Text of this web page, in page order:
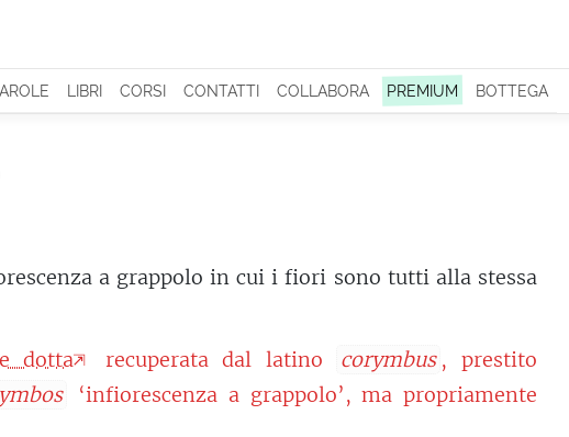
LIBRI CORSI CONTATTI COLLABORA PREMIUM BOTTEGA
a grappolo in cui i fiori sono tutti alla stessa
dotta recuperata dal latino corymbus , prestito
‘infiorescenza a grappolo’, ma propriamente